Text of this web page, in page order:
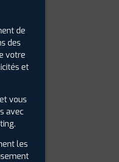
de
des
votre
et
vous
avec
les